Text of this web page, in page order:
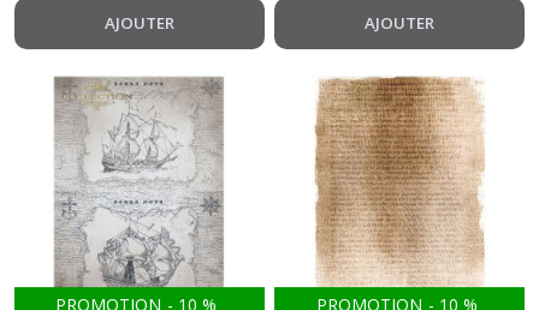
AJOUTER
coralliens A4 250g ITD
AJOUTER
PROMOTION - 10 %
PROMOTION - 10 %